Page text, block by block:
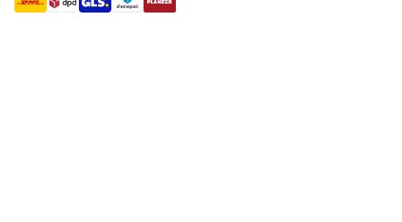
shipment methods